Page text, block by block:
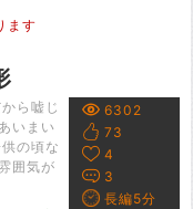
ます
ら嘘じ
いまい
の頃な
囲気が
6302
73
4
3
長編5分